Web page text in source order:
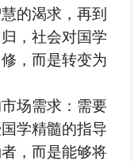
的渴求，再到
，社会对国学
，而是转变为
场需求：需要
学精髓的指导
，而是能够将